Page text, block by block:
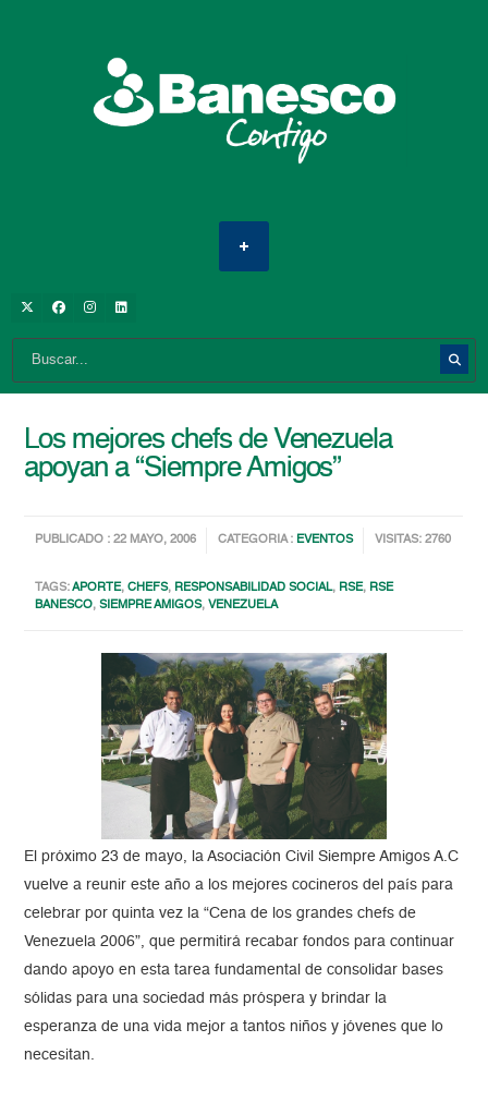
Los mejores chefs de Venezuela
apoyan a “Siempre Amigos”
PUBLICADO : 22 MAYO, 2006 CATEGORIA : EVENTOS VISITAS: 2760
TAGS:APORTE,CHEFS, RESPONSABILIDAD SOCIAL, RSE, RSE
BANESCO,SIEMPRE AMIGOS,VENEZUELA
El próximo 23 de mayo, la Asociación Civil Siempre Amigos A.C
vuelve a reunir este año a los mejores cocineros del país para
celebrar por quinta vez la “Cena de los grandes chefs de
Venezuela 2006”, que permitirá recabar fondos para continuar
dando apoyo en esta tarea fundamental de consolidar bases
sólidas para una sociedad más próspera y brindar la
esperanza de una vida mejor a tantos niños y jóvenes que lo
necesitan.